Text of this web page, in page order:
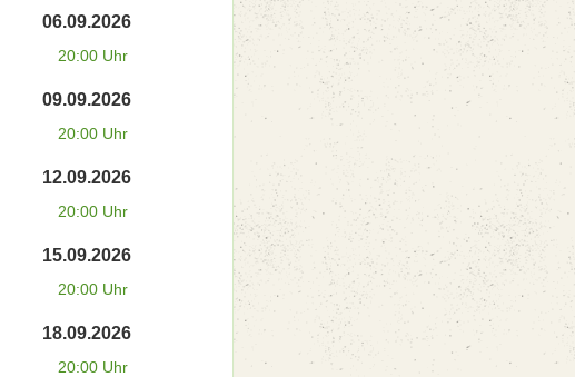
06.09.2026
20:00 Uhr
09.09.2026
20:00 Uhr
12.09.2026
20:00 Uhr
15.09.2026
20:00 Uhr
18.09.2026
20:00 Uhr